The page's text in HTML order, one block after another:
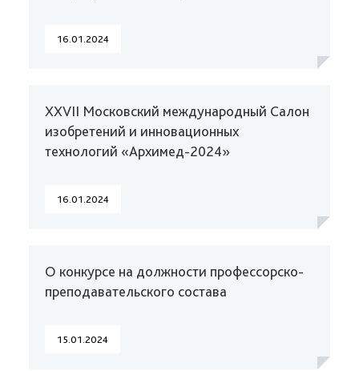
16.01.2024
XXVII Московский международный Салон
изобретений и инновационных
технологий «Архимед-2024»
16.01.2024
О конкурсе на должности профессорско-
преподавательского состава
15.01.2024